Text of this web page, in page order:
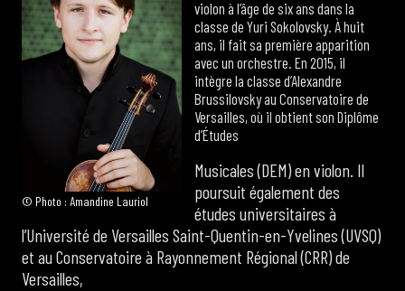
© Photo : Amandine Lauriol
violon à l’âge de six ans dans la
classe de Yuri Sokolovsky. À huit
ans, il fait sa première apparition
avec un orchestre. En 2015, il
intègre la classe d’Alexandre
Brussilovsky au Conservatoire de
Versailles, où il obtient son Diplôme
d’Études
Musicales (DEM) en violon. Il
poursuit également des
études universitaires à
l’Université de Versailles Saint-Quentin-en-Yvelines (UVSQ)
et au Conservatoire à Rayonnement Régional (CRR) de
Versailles,